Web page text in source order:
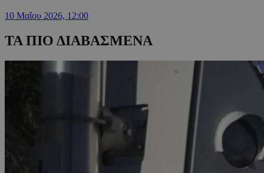
10 Μαΐου 2026, 12:00
ΤΑ ΠΙΟ ΔΙΑΒΑΣΜΕΝΑ